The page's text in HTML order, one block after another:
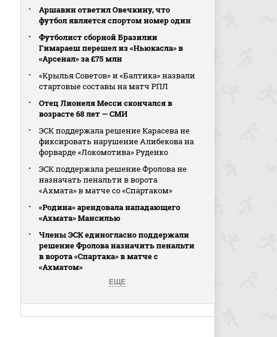
Аршавин ответил Овечкину, что
футбол является спортом номер один
Футболист сборной Бразилии
Гимараеш перешел из «Ньюкасла» в
«Арсенал» за £75 млн
«Крылья Советов» и «Балтика» назвали
стартовые составы на матч РПЛ
Отец Лионеля Месси скончался в
возрасте 68 лет — СМИ
ЭСК поддержала решение Карасева не
фиксировать нарушение Алибекова на
форварде «Локомотива» Руденко
ЭСК поддержала решение Фролова не
назначать пенальти в ворота
«Ахмата» в матче со «Спартаком»
«Родина» арендовала нападающего
«Ахмата» Мансилью
Члены ЭСК единогласно поддержали
решение Фролова назначить пенальти
в ворота «Спартака» в матче с
«Ахматом»
ЕЩЕ